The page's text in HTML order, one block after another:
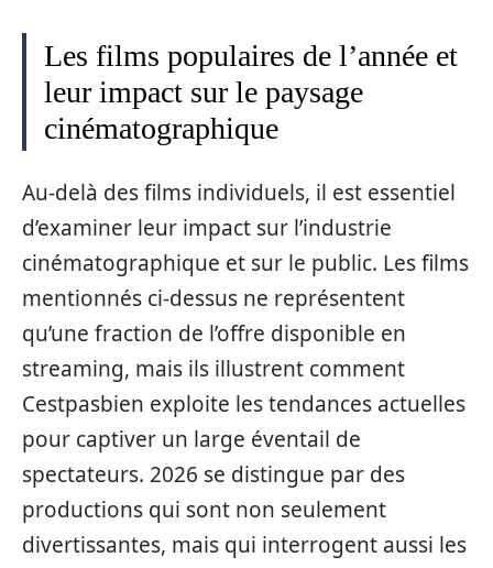
Les films populaires de l’année et
leur impact sur le paysage
cinématographique
Au-delà des films individuels, il est essentiel
d’examiner leur impact sur l’industrie
cinématographique et sur le public. Les films
mentionnés ci-dessus ne représentent
qu’une fraction de l’offre disponible en
streaming, mais ils illustrent comment
Cestpasbien exploite les tendances actuelles
pour captiver un large éventail de
spectateurs. 2026 se distingue par des
productions qui sont non seulement
divertissantes, mais qui interrogent aussi les